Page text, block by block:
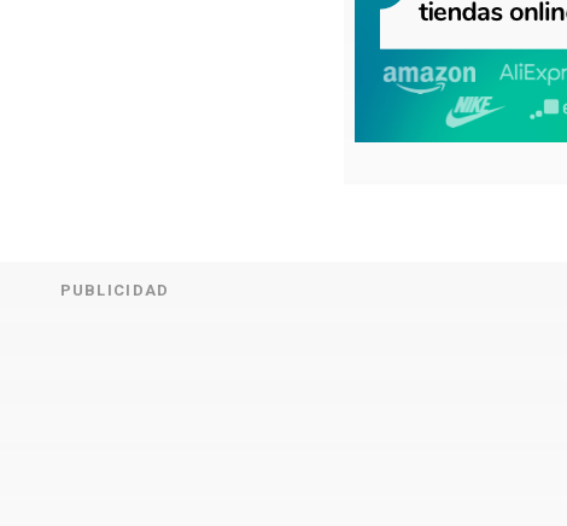
PUBLICIDAD